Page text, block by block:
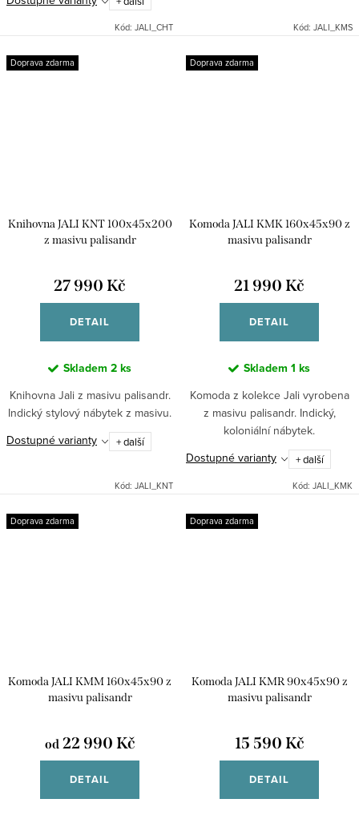
dodat v 7 různých odstínech. Při
objednávce nutné...
Kód: JALI_CHT Kód: JALI_KMS
Doprava zdarma
Knihovna JALI KNT 100x45x200
z masivu palisandr
27 990 Kč
DETAIL
Skladem 2 ks
Knihovna Jali z masivu palisandr.
Indický stylový nábytek z masivu.
Dostupné varianty
+ další
Kód: JALI_KNT
Doprava zdarma
Komoda JALI KMK 160x45x90 z
masivu palisandr
21 990 Kč
DETAIL
Skladem 1 ks
Komoda z kolekce Jali vyrobena
z masivu palisandr. Indický,
koloniální nábytek.
Dostupné varianty
+ další
Kód: JALI_KMK
Doprava zdarma
Komoda JALI KMM 160x45x90 z
masivu palisandr
od22 990 Kč
DETAIL
Doprava zdarma
Komoda JALI KMR 90x45x90 z
masivu palisandr
15 590 Kč
DETAIL